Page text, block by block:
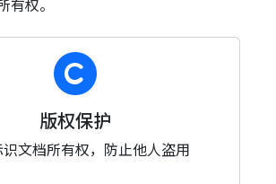
有权。
版权保护
文档所有权，防止他人盗用